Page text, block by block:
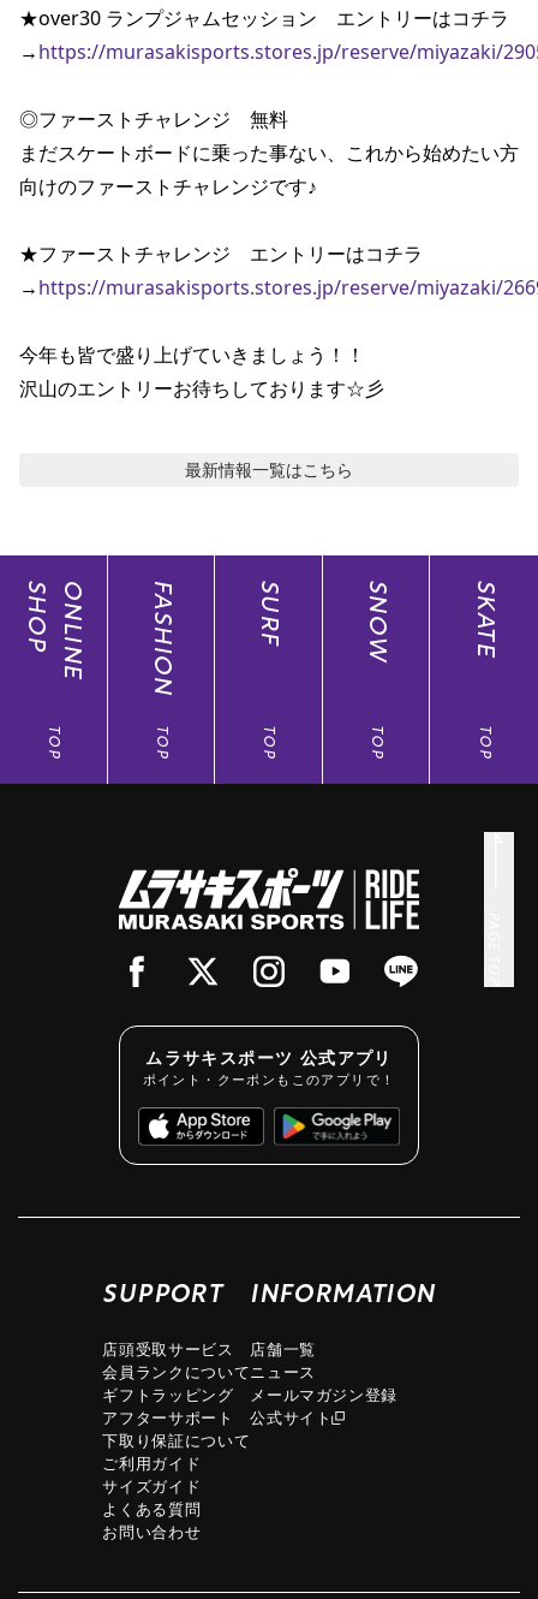
★over30 ランプジャムセッション　エントリーはコチラ
→https://murasakisports.stores.jp/reserve/miyazaki/
◎ファーストチャレンジ　無料
まだスケートボードに乗った事ない、これから始めたい方
向けのファーストチャレンジです♪
★ファーストチャレンジ　エントリーはコチラ
→https://murasakisports.stores.jp/reserve/miyazaki/
今年も皆で盛り上げていきましょう！！
沢山のエントリーお待ちしております☆彡
最新情報一覧はこちら
ONLINE
SHOP
TOP
FASHION
TOP
SURF
TOP
SNOW
TOP
SKATE
TOP
ムラサキスポーツ 公式アプリ
ポイント・クーポンもこのアプリで！
SUPPORT
店頭受取サービス
会員ランクについて
ギフトラッピング
アフターサポート
下取り保証について
ご利用ガイド
サイズガイド
よくある質問
お問い合わせ
INFORMATION
店舗一覧
ニュース
メールマガジン登録
公式サイト